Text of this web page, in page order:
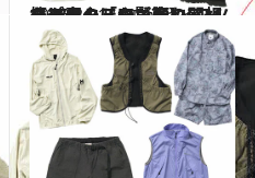
2026.3.31
【アウトドア賢者に聞いた、春の「いいもの」バッグ＆シューズ篇】アークテリクスやキーン×スノーピークほか、頼れる相棒27品
コミック ＆ エッセイ